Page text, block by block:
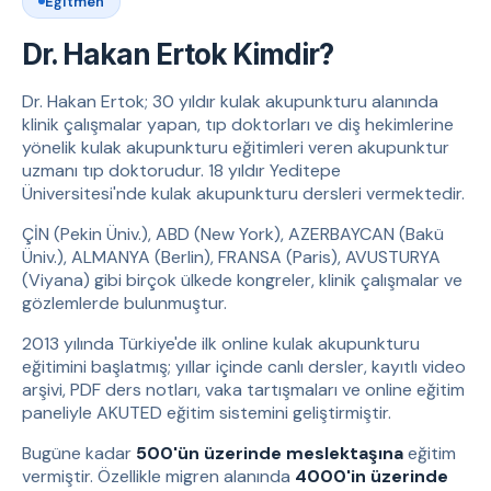
Dr. Hakan Ertok Kimdir?
Dr. Hakan Ertok; 30 yıldır kulak akupunkturu alanında
klinik çalışmalar yapan, tıp doktorları ve diş hekimlerine
yönelik kulak akupunkturu eğitimleri veren akupunktur
uzmanı tıp doktorudur. 18 yıldır Yeditepe
Üniversitesi'nde kulak akupunkturu dersleri vermektedir.
ÇİN (Pekin Üniv.), ABD (New York), AZERBAYCAN (Bakü
Üniv.), ALMANYA (Berlin), FRANSA (Paris), AVUSTURYA
(Viyana) gibi birçok ülkede kongreler, klinik çalışmalar ve
gözlemlerde bulunmuştur.
2013 yılında Türkiye'de ilk online kulak akupunkturu
eğitimini başlatmış; yıllar içinde canlı dersler, kayıtlı video
arşivi, PDF ders notları, vaka tartışmaları ve online eğitim
paneliyle AKUTED eğitim sistemini geliştirmiştir.
Bugüne kadar 500'ün üzerinde meslektaşınaeğitim
vermiştir. Özellikle migren alanında 4000'in üzerinde